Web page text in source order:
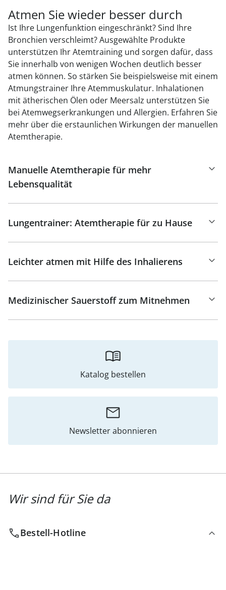
Atmen Sie wieder besser durch
Ist Ihre Lungenfunktion eingeschränkt? Sind Ihre
Bronchien verschleimt? Ausgewählte Produkte
unterstützen Ihr Atemtraining und sorgen dafür, dass
Sie innerhalb von wenigen Wochen deutlich besser
atmen können. So stärken Sie beispielsweise mit einem
Atmungstrainer Ihre Atemmuskulatur. Inhalationen
mit ätherischen Ölen oder Meersalz unterstützen Sie
bei Atemwegserkrankungen und Allergien. Erfahren Sie
mehr über die erstaunlichen Wirkungen der manuellen
Atemtherapie.
Manuelle Atemtherapie für mehr
Lebensqualität
Lungentrainer: Atemtherapie für zu Hause
Leichter atmen mit Hilfe des Inhalierens
Medizinischer Sauerstoff zum Mitnehmen
Katalog bestellen
Newsletter abonnieren
Wir sind für Sie da
Bestell-Hotline